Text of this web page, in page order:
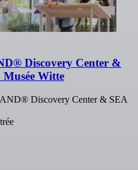
Discovery Center &
Witte
Discovery Center & SEA